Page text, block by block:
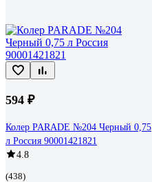
594 ₽
Колер PARADE №204 Черный 0,75
л Россия 90001421821
4.8
(438)